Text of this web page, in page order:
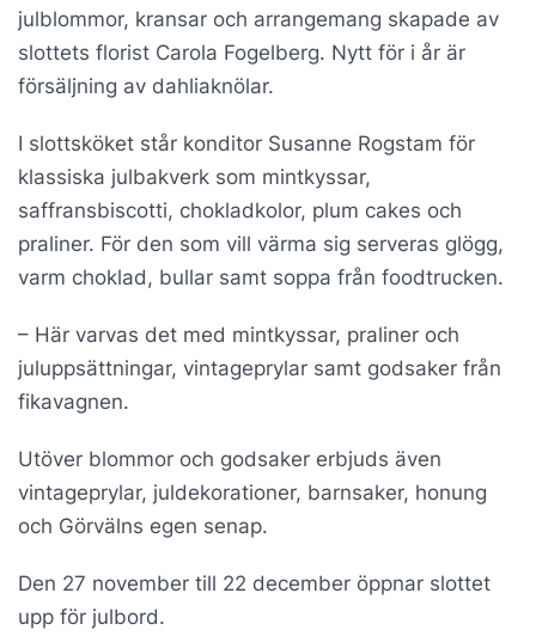
julblommor, kransar och arrangemang skapade av
slottets florist Carola Fogelberg. Nytt för i år är
försäljning av dahliaknölar.
I slottsköket står konditor Susanne Rogstam för
klassiska julbakverk som mintkyssar,
saffransbiscotti, chokladkolor, plum cakes och
praliner. För den som vill värma sig serveras glögg,
varm choklad, bullar samt soppa från foodtrucken.
– Här varvas det med mintkyssar, praliner och
juluppsättningar, vintageprylar samt godsaker från
fikavagnen.
Utöver blommor och godsaker erbjuds även
vintageprylar, juldekorationer, barnsaker, honung
och Görvälns egen senap.
Den 27 november till 22 december öppnar slottet
upp för julbord.